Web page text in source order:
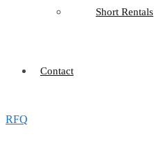
Short Rentals
Contact
RFQ